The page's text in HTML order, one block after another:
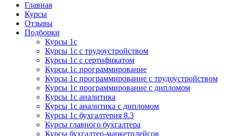
Курсы 1С
Курсы 1С официальная сертификация
Главная
Курсы
Отзывы
Подборки
Курсы 1с
Курсы 1с с трудоустройством
Курсы 1с с сертификатом
Курсы 1с программирование
Курсы 1с программирование с трудоустройством
Курсы 1с программирование с дипломом
Курсы 1с аналитика
Курсы 1с аналитика с дипломом
Курсы 1с бухгалтерия 8.3
Курсы главного бухгалтера
Курсы бухгалтер-маркетплейсов